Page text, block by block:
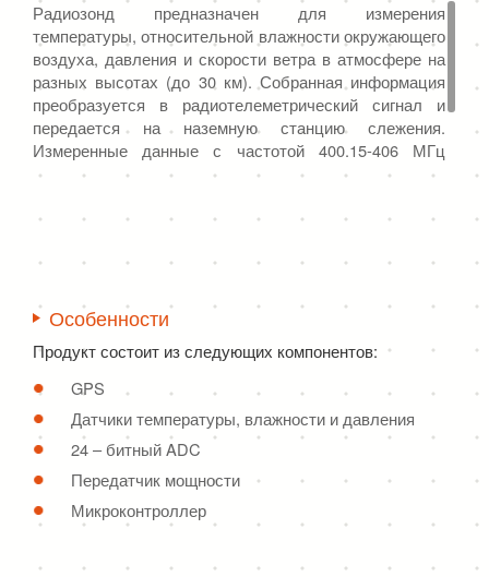
Радиозонд предназначен для измерения
температуры, относительной влажности окружающего
воздуха, давления и скорости ветра в атмосфере на
разных высотах (до 30 км). Собранная информация
преобразуется в радиотелеметрический сигнал и
передается на наземную станцию слежения.
Измеренные данные с частотой 400.15-406 МГц
передаются на землю с помощью передатчика
устройством, его нельзя использовать повторно.
Особенности
Продукт состоит из следующих компонентов:
GPS
Датчики температуры, влажности и давления
24 – битный ADC
Передатчик мощности
Микроконтроллер